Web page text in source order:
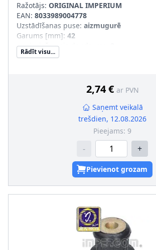
Ražotājs: ORIGINAL IMPERIUM
EAN: 8033989004778
Uzstādīšanas puse: aizmugurē
Garums [mm]: 42
nepieciešamais daudzums
Materiāls:Gumija/ Metāls
Rādīt visu...
2,74 € ar PVN
Saņemt veikalā
trešdien, 12.08.2026
Pieejams: 9
- +
Pievienot grozam